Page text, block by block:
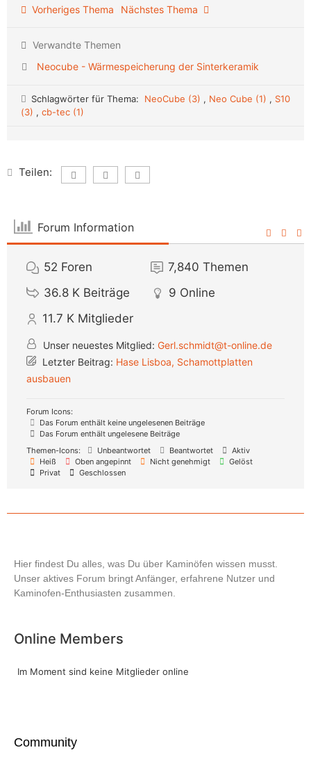
Vorheriges Thema Nächstes Thema
Verwandte Themen
Neocube - Wärmespeicherung der Sinterkeramik
Schlagwörter für Thema: NeoCube (3) , Neo Cube (1) , S10
(3) , cb-tec (1)
Teilen:
Forum Information
52 Foren 7,840 Themen
36.8 K Beiträge 9 Online
11.7 K Mitglieder
Unser neuestes Mitglied: Gerl.schmidt@t-online.de
Letzter Beitrag: Hase Lisboa, Schamottplatten
ausbauen
Forum Icons:
Das Forum enthält keine ungelesenen Beiträge
Das Forum enthält ungelesene Beiträge
Themen-Icons:
Unbeantwortet Beantwortet
Aktiv
Heiß
Oben angepinnt Nicht genehmigt
Gelöst
Privat
Geschlossen
Hier findest Du alles, was Du über Kaminöfen wissen musst.
Unser aktives Forum bringt Anfänger, erfahrene Nutzer und
Kaminofen-Enthusiasten zusammen.
Online Members
Im Moment sind keine Mitglieder online
Community